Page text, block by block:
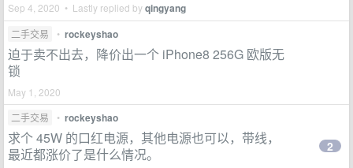
Sep 4, 2020 • Lastly replied byqingyang
二手交易 • rockeyshao
迫于卖不出去，降价出一个 iPhone8 256G 欧版无
锁
May 1, 2020
二手交易
• rockeyshao
求个 45W 的口红电源，其他电源也可以，带线，
最近都涨价了是什么情况。
2